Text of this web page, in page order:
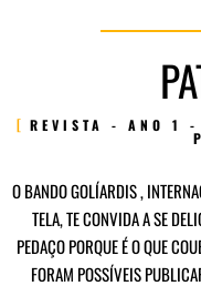
REVISTA - ANO 1
O BANDO GOLÍARDIS ,
TELA, TE CONVIDA A SE
PEDAÇO PORQUE É O QUE
FORAM POSSÍVEIS